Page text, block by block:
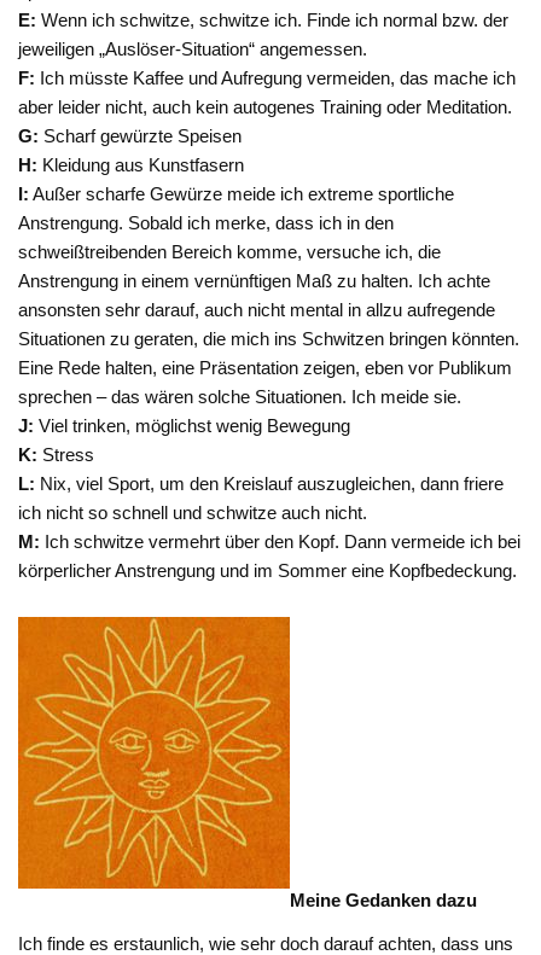
E: Wenn ich schwitze, schwitze ich. Finde ich normal bzw. der
jeweiligen „Auslöser-Situation“ angemessen.
F: Ich müsste Kaffee und Aufregung vermeiden, das mache ich
aber leider nicht, auch kein autogenes Training oder Meditation.
G: Scharf gewürzte Speisen
H: Kleidung aus Kunstfasern
I: Außer scharfe Gewürze meide ich extreme sportliche
Anstrengung. Sobald ich merke, dass ich in den
schweißtreibenden Bereich komme, versuche ich, die
Anstrengung in einem vernünftigen Maß zu halten. Ich achte
ansonsten sehr darauf, auch nicht mental in allzu aufregende
Situationen zu geraten, die mich ins Schwitzen bringen könnten.
Eine Rede halten, eine Präsentation zeigen, eben vor Publikum
sprechen – das wären solche Situationen. Ich meide sie.
J: Viel trinken, möglichst wenig Bewegung
K: Stress
L: Nix, viel Sport, um den Kreislauf auszugleichen, dann friere
ich nicht so schnell und schwitze auch nicht.
M: Ich schwitze vermehrt über den Kopf. Dann vermeide ich bei
körperlicher Anstrengung und im Sommer eine Kopfbedeckung.
Meine Gedanken dazu
Ich finde es erstaunlich, wie sehr doch darauf achten, dass uns